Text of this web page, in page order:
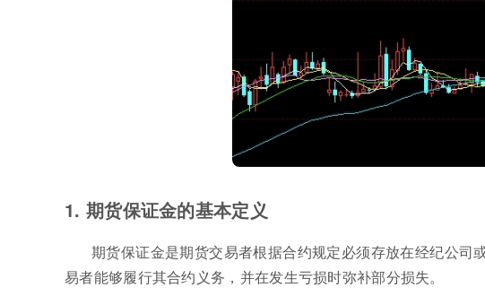
1. 期货保证金的基本定义
期货保证金是期货交易者根据合约规定必须存放在经纪公
易者能够履行其合约义务，并在发生亏损时弥补部分损失。